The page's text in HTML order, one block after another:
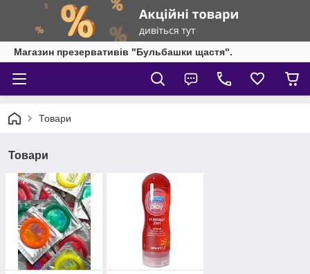
Магазин презервативів "Бульбашки щастя".
Товари
Товари